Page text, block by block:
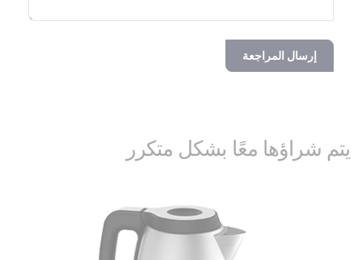
إرسال المراجعة
يتم شراؤها معًا بشكل متكرر